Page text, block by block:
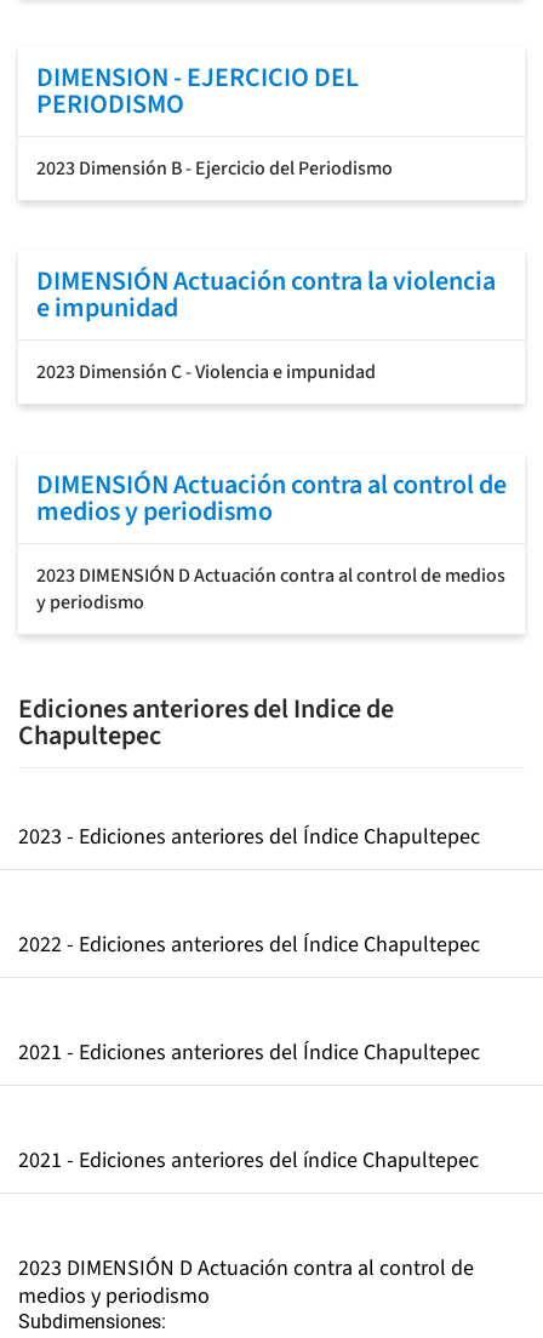
DIMENSION - EJERCICIO DEL
PERIODISMO
2023 Dimensión B - Ejercicio del Periodismo
DIMENSIÓN Actuación contra la violencia
e impunidad
2023 Dimensión C - Violencia e impunidad
DIMENSIÓN Actuación contra al control de
medios y periodismo
2023 DIMENSIÓN D Actuación contra al control de medios
y periodismo
Ediciones anteriores del Indice de
Chapultepec
2023 - Ediciones anteriores del Índice Chapultepec
2022 - Ediciones anteriores del Índice Chapultepec
2021 - Ediciones anteriores del Índice Chapultepec
2021 - Ediciones anteriores del índice Chapultepec
2023 DIMENSIÓN D Actuación contra al control de
medios y periodismo
Subdimensiones: